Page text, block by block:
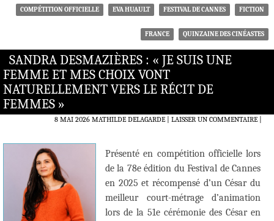
COMPÉTITION OFFICIELLE EVA HUAULT FESTIVAL DE CANNES FICTION
FRANCE QUINZAINE DES CINÉASTES
SANDRA DESMAZIÈRES : « JE SUIS UNE
FEMME ET MES CHOIX VONT
NATURELLEMENT VERS LE RÉCIT DE
FEMMES »
8 MAI 2026 MATHILDE DELAGARDE LAISSER UN COMMENTAIRE|
Présenté en compétition officielle lors
de la 78e édition du Festival de Cannes
en 2025 et récompensé d’un César du
meilleur court-métrage d’animation
lors de la 51e cérémonie des César en